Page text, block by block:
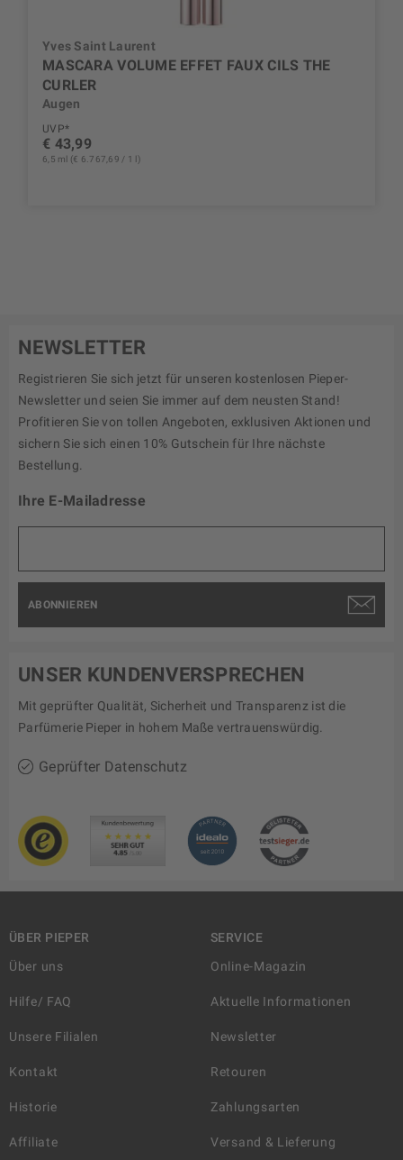
Yves Saint Laurent
MASCARA VOLUME EFFET FAUX CILS THE
CURLER
Augen
UVP*
€ 43,99
6,5 ml (€ 6.767,69 / 1 l)
NEWSLETTER
Registrieren Sie sich jetzt für unseren kostenlosen Pieper-
Newsletter und seien Sie immer auf dem neusten Stand!
Profitieren Sie von tollen Angeboten, exklusiven Aktionen und
sichern Sie sich einen 10% Gutschein für Ihre nächste
Bestellung.
Ihre E-Mailadresse
ABONNIEREN
UNSER KUNDENVERSPRECHEN
Mit geprüfter Qualität, Sicherheit und Transparenz ist die
Parfümerie Pieper in hohem Maße vertrauenswürdig.
Geprüfter Datenschutz
ÜBER PIEPER
Über uns
Hilfe/ FAQ
Unsere Filialen
Kontakt
Historie
Affiliate
SERVICE
Online-Magazin
Aktuelle Informationen
Newsletter
Retouren
Zahlungsarten
Versand & Lieferung